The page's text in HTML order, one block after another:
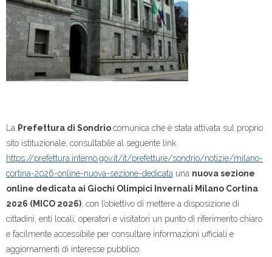
La Prefettura di Sondriocomunica che è stata attivata sul proprio
sito istituzionale, consultabile al seguente link
https://prefettura.interno.gov.it/it/prefetture/sondrio/notizie/milano-
cortina-2026-online-nuova-sezione-dedicata una nuova sezione
online dedicata ai Giochi Olimpici Invernali Milano Cortina
2026 (MICO 2026) , con l’obiettivo di mettere a disposizione di
cittadini, enti locali, operatori e visitatori un punto di riferimento chiaro
e facilmente accessibile per consultare informazioni ufficiali e
aggiornamenti di interesse pubblico.